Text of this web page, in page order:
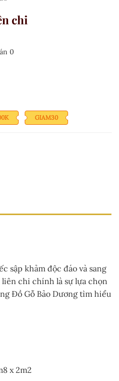
chi
0
GIAM30
sập khảm độc đáo và sang
chi chính là sự lựa chọn
Đồ Gỗ Bảo Dương tìm hiểu
x 2m2